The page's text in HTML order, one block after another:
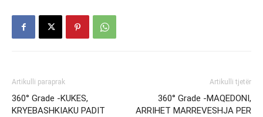
Artikulli paraprak
360° Grade -KUKES,
KRYEBASHKIAKU PADIT
Artikulli tjetër
360° Grade -MAQEDONI,
ARRIHET MARREVESHJA PER